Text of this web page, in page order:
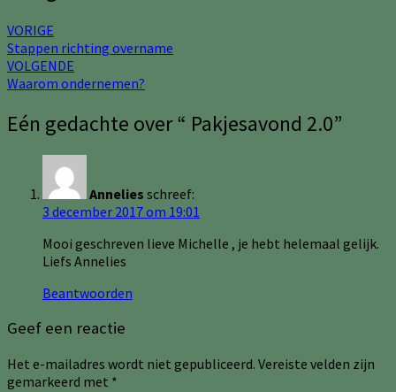
VORIGE
Stappen richting overname
VOLGENDE
Waarom ondernemen?
Eén gedachte over “ Pakjesavond 2.0”
Annelies schreef:
3 december 2017 om 19:01
Mooi geschreven lieve Michelle , je hebt helemaal gelijk.
Liefs Annelies
Beantwoorden
Geef een reactie
Het e-mailadres wordt niet gepubliceerd. Vereiste velden zijn
gemarkeerd met *